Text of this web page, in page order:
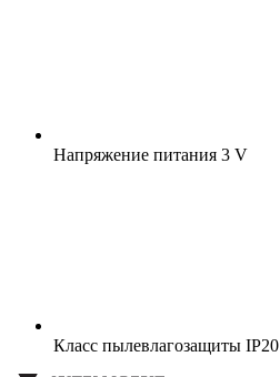
Напряжение питания 3 V
Класс пылевлагозащиты IP20